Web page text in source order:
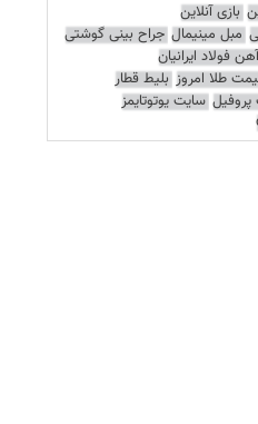
بازی آنلاین
مبل مینیمال جراح بینی گوشتی
فولاد ایرانیان
طلا امروز بلیط قطار
سایت یوتوتایمز